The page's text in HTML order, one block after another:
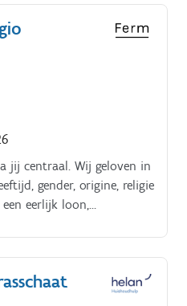
jij centraal. Wij geloven in
gender, origine, religie
eerlijk loon,
passen Dankzij de
medewerkers brengen we